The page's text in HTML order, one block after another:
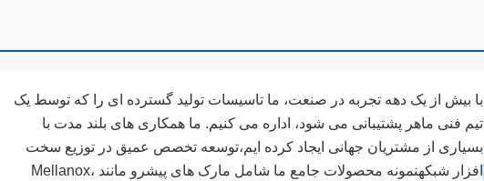
با بیش از یک دهه تجربه در صنعت، ما تاسیسات تولید گسترده ای را که توسط یک
تیم فنی ماهر پشتیبانی می شود، اداره می کنیم. ما همکاری های بلند مدت با
بسیاری از مشتریان جهانی ایجاد کرده ایم،توسعه تخصص عمیق در توزیع سخت
افزار شبکهنمونه محصولات جامع ما شامل مارک های پیشرو مانند Mellanox،